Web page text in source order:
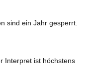
sind ein Jahr gesperrt.
Interpret ist höchstens